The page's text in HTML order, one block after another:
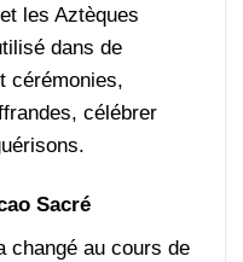
les Aztèques
dans de
cérémonies,
célébrer
Sacré
changé au cours de